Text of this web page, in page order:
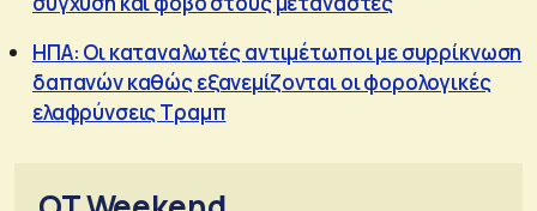
ΗΠΑ: Οι καταναλωτές αντιμέτωποι με συρρίκνωση
δαπανών καθώς εξανεμίζονται οι φορολογικές
ελαφρύνσεις Τραμπ